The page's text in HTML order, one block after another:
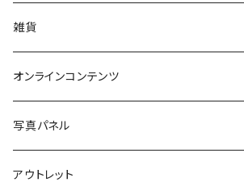
美術
POLEWARDS
Tシャツ
雑貨
バッグ
ブックカバー
マグカップ
オンラインコンテンツ
冒険クロストーク
写真パネル
アウトレット